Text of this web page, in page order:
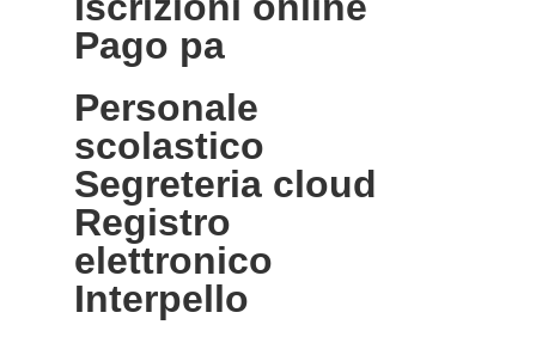
pago pa
personale
scolastico
segreteria cloud
registro
elettronico
interpello